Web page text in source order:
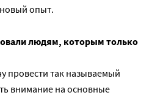
опыт.
людям, которым только
провести так называемый
внимание на основные